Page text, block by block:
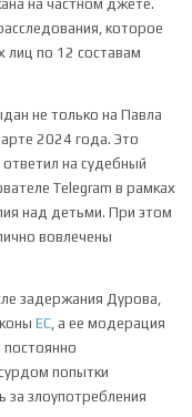
на частном джете.
которое
лиц по 12 составам
не только на Павла
2024 года. Это
на судебный
Telegram в рамках
над детьми. При этом
вовлечены
задержания Дурова,
ЕС, а ее модерация
постоянно
попытки
за злоупотребления